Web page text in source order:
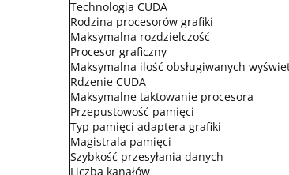
Technologia CUDA
Rodzina procesorów grafiki
Maksymalna rozdzielczość
Procesor graficzny
Maksymalna ilość obsługiwanych
Rdzenie CUDA
Maksymalne taktowanie procesora
Przepustowość pamięci
Typ pamięci adaptera grafiki
Magistrala pamięci
Szybkość przesyłania danych
Liczba kanałów